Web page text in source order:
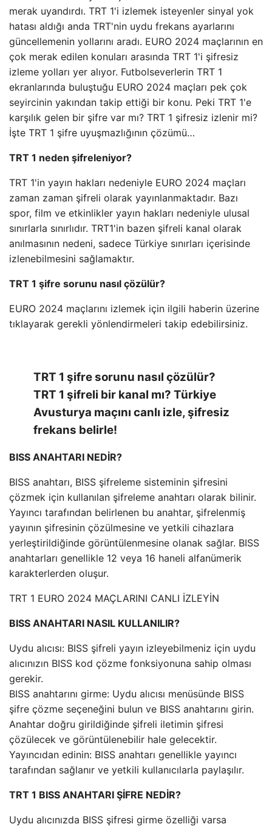
merak uyandırdı. TRT 1'i izlemek isteyenler sinyal yok
hatası aldığı anda TRT'nin uydu frekans ayarlarını
güncellemenin yollarını aradı. EURO 2024 maçlarının en
çok merak edilen konuları arasında TRT 1'i şifresiz
izleme yolları yer alıyor. Futbolseverlerin TRT 1
ekranlarında buluştuğu EURO 2024 maçları pek çok
seyircinin yakından takip ettiği bir konu. Peki TRT 1'e
karşılık gelen bir şifre var mı? TRT 1 şifresiz izlenir mi?
İşte TRT 1 şifre uyuşmazlığının çözümü…
TRT 1 neden şifreleniyor?
TRT 1'in yayın hakları nedeniyle EURO 2024 maçları
zaman zaman şifreli olarak yayınlanmaktadır. Bazı
spor, film ve etkinlikler yayın hakları nedeniyle ulusal
sınırlarla sınırlıdır. TRT1'in bazen şifreli kanal olarak
anılmasının nedeni, sadece Türkiye sınırları içerisinde
izlenebilmesini sağlamaktır.
TRT 1 şifre sorunu nasıl çözülür?
EURO 2024 maçlarını izlemek için ilgili haberin üzerine
tıklayarak gerekli yönlendirmeleri takip edebilirsiniz.
TRT 1 şifre sorunu nasıl çözülür?
TRT 1 şifreli bir kanal mı? Türkiye
Avusturya maçını canlı izle, şifresiz
frekans belirle!
BISS ANAHTARI NEDİR?
BISS anahtarı, BISS şifreleme sisteminin şifresini
çözmek için kullanılan şifreleme anahtarı olarak bilinir.
Yayıncı tarafından belirlenen bu anahtar, şifrelenmiş
yayının şifresinin çözülmesine ve yetkili cihazlara
yerleştirildiğinde görüntülenmesine olanak sağlar. BISS
anahtarları genellikle 12 veya 16 haneli alfanümerik
karakterlerden oluşur.
TRT 1 EURO 2024 MAÇLARINI CANLI İZLEYİN
BISS ANAHTARI NASIL KULLANILIR?
Uydu alıcısı: BISS şifreli yayın izleyebilmeniz için uydu
alıcınızın BISS kod çözme fonksiyonuna sahip olması
gerekir.
BISS anahtarını girme: Uydu alıcısı menüsünde BISS
şifre çözme seçeneğini bulun ve BISS anahtarını girin.
Anahtar doğru girildiğinde şifreli iletimin şifresi
çözülecek ve görüntülenebilir hale gelecektir.
Yayıncıdan edinin: BISS anahtarı genellikle yayıncı
tarafından sağlanır ve yetkili kullanıcılarla paylaşılır.
TRT 1 BISS ANAHTARI ŞİFRE NEDİR?
Uydu alıcınızda BISS şifresi girme özelliği varsa